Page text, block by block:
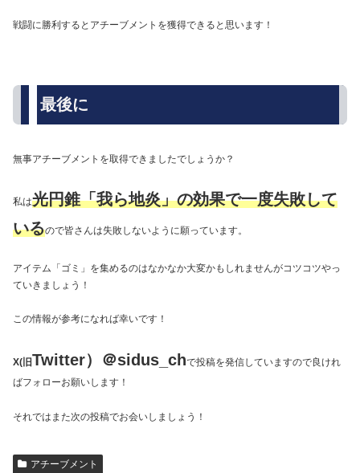
戦闘に勝利するとアチーブメントを獲得できると思います！
最後に
無事アチーブメントを取得できましたでしょうか？
私は光円錐「我ら地炎」の効果で一度失敗して
いるので皆さんは失敗しないように願っています。
アイテム「ゴミ」を集めるのはなかなか大変かもしれませんがコツコツやっ
ていきましょう！
この情報が参考になれば幸いです！
X(旧Twitter）＠sidus_chで投稿を発信していますので良けれ
ばフォローお願いします！
それではまた次の投稿でお会いしましょう！
アチーブメント